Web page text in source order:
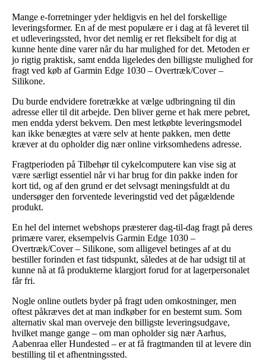
Mange e-forretninger yder heldigvis en hel del forskellige
leveringsformer. En af de mest populære er i dag at få leveret til
et udleveringssted, hvor det nemlig er ret fleksibelt for dig at
kunne hente dine varer når du har mulighed for det. Metoden er
jo rigtig praktisk, samt endda ligeledes den billigste mulighed for
fragt ved køb af Garmin Edge 1030 – Overtræk/Cover –
Silikone.
Du burde endvidere foretrække at vælge udbringning til din
adresse eller til dit arbejde. Den bliver gerne et hak mere pebret,
men endda yderst bekvem. Den mest letkøbte leveringsmodel
kan ikke benægtes at være selv at hente pakken, men dette
kræver at du opholder dig nær online virksomhedens adresse.
Fragtperioden på Tilbehør til cykelcomputere kan vise sig at
være særligt essentiel når vi har brug for din pakke inden for
kort tid, og af den grund er det selvsagt meningsfuldt at du
undersøger den forventede leveringstid ved det pågældende
produkt.
En hel del internet webshops præsterer dag-til-dag fragt på deres
primære varer, eksempelvis Garmin Edge 1030 –
Overtræk/Cover – Silikone, som alligevel betinges af at du
bestiller forinden et fast tidspunkt, således at de har udsigt til at
kunne nå at få produkterne klargjort forud for at lagerpersonalet
får fri.
Nogle online outlets byder på fragt uden omkostninger, men
oftest påkræves det at man indkøber for en bestemt sum. Som
alternativ skal man overveje den billigste leveringsudgave,
hvilket mange gange – om man opholder sig nær Aarhus,
Aabenraa eller Hundested – er at få fragtmanden til at levere din
bestilling til et afhentningssted.